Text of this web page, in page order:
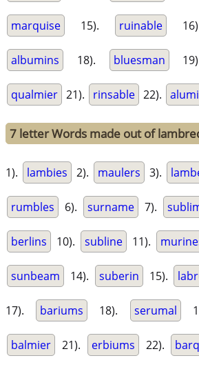
marquise 15). ruinable
albumins 18). bluesman
qualmier 21). rinsable 22).
7 letter Words made out of
1). lambies 2). maulers 3).
rumbles 6). surname 7).
berlins 10). subline 11).
sunbeam 14). suberin 15).
17). bariums 18). serumal
balmier 21). erbiums 22).